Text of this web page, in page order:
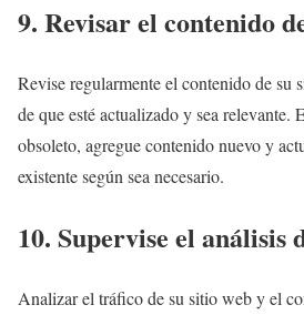
9. Revisar el contenido
Revise regularmente el contenido de su
de que esté actualizado y sea relevante.
obsoleto, agregue contenido nuevo y
existente según sea necesario.
10. Supervise el análisis
Analizar el tráfico de su sitio web y el